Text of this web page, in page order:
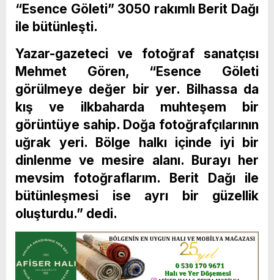
“Esence Göleti” 3050 rakımlı Berit Dağı
ile bütünleşti.
Yazar-gazeteci ve fotoğraf sanatçısı
Mehmet Gören, “Esence Göleti
görülmeye değer bir yer. Bilhassa da
kış ve ilkbaharda muhteşem bir
görüntüye sahip. Doğa fotoğrafçılarının
uğrak yeri. Bölge halkı içinde iyi bir
dinlenme ve mesire alanı. Burayı her
mevsim fotoğraflarım. Berit Dağı ile
bütünleşmesi ise ayrı bir güzellik
oluşturdu.” dedi.